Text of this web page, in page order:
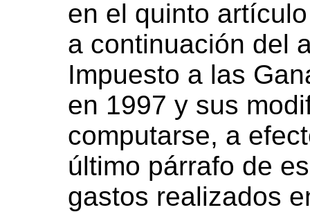
en el quinto
a continuación del
Impuesto a las
en 1997 y sus
computarse, a
último párrafo de
gastos realizados